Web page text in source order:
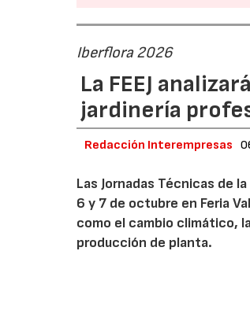
Iberflora 2026
La FEEJ
jardinería
Redacción Interempresas
Las Jornadas Técnicas de
6 y 7 de octubre en Feria
como el cambio climático,
producción de planta.